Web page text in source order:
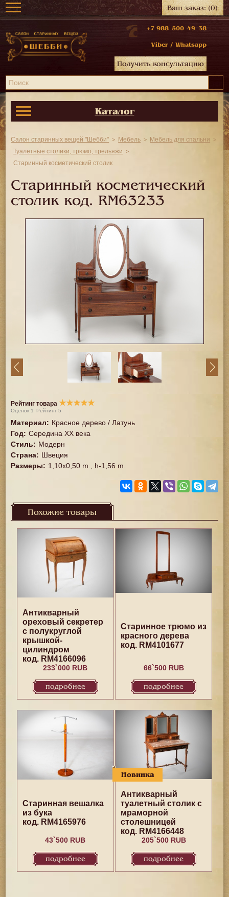
Ваш заказ:(0)
+7 988 500 49 38
Viber / Whatsapp
Получить консультацию
Каталог
Салон старинных вещей "Шебби" Мебель
Мебель для спальни
Туалетные столики, трюмо, трельяжи
Старинный косметический столик
Старинный косметический
столик код. RM63233
Рейтинг товара★★★★★
Оценок 1 Рейтинг5
Материал: Красное дерево / Латунь
Год: Середина XX векa
Стиль: Модерн
Страна: Швеция
Размеры: 1,10х0,50 m., h-1,56 m.
Похожие товары
Антикварный
ореховый секретер
с полукруглой
крышкой-
цилиндром
код. RM4166096
233`000 RUB
подробнее
Старинное трюмо из
красного дерева
код. RM4101677
66`500 RUB
подробнее
Старинная вешалка
из бука
код. RM4165976
43`500 RUB
подробнее
Новинка
Антикварный
туалетный столик с
мраморной
столешницей
код. RM4166448
205`500 RUB
подробнее